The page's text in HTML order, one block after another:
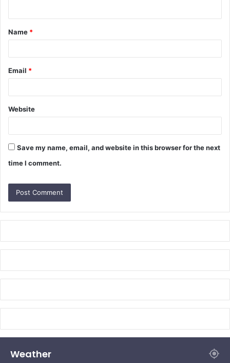
t
*
Name *
Email *
Website
Save my name, email, and website in this browser for the next
time I comment.
Weather